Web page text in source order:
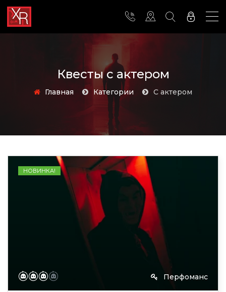
Квесты с актером
Главная Категории с актером
НОВИНКА!
Перфоманс